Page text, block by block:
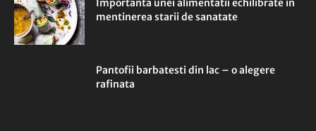
Importanta unei alimentatii echilibrate in
mentinerea starii de sanatate
Pantofii barbatesti din lac – o alegere
rafinata